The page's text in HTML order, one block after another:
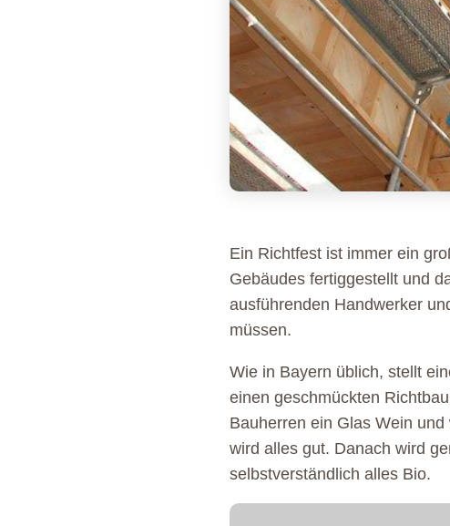
Ein Richtfest ist immer ein
Gebäudes fertiggestellt und
ausführenden Handwerker
müssen.
Wie in Bayern üblich, stellt
einen geschmückten
Bauherren ein Glas Wein
wird alles gut. Danach wird
selbstverständlich alles Bio.